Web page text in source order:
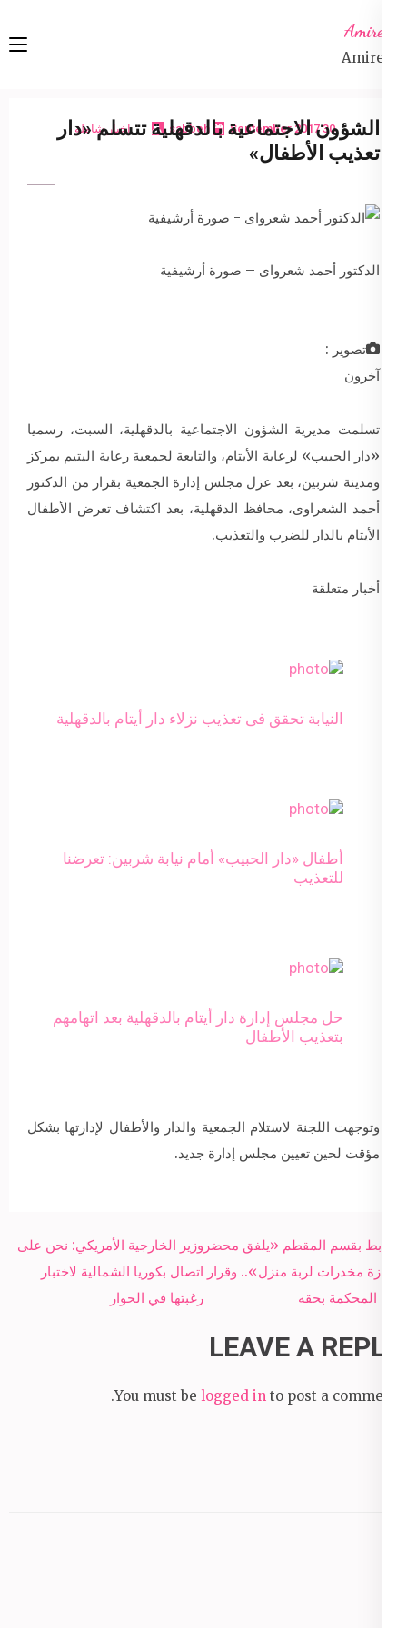
content
Enter)
Amireta
Amireta
30 September 2017
sabbeh اخبار شاملة
الشؤون الاجتماعية بالدقهلية تتسلم «دار
تعذيب الأطفال»
الدكتور أحمد شعرواى – صورة أرشيفية
تصوير :
آخرون
تسلمت مديرية الشؤون الاجتماعية بالدقهلية، السبت، رسميا
«دار الحبيب» لرعاية الأيتام، والتابعة لجمعية رعاية اليتيم بمركز
ومدينة شربين، بعد عزل مجلس إدارة الجمعية بقرار من الدكتور
أحمد الشعراوى، محافظ الدقهلية، بعد اكتشاف تعرض الأطفال
الأيتام بالدار للضرب والتعذيب.
أخبار متعلقة
النيابة تحقق فى تعذيب نزلاء دار أيتام بالدقهلية
أطفال «دار الحبيب» أمام نيابة شربين: تعرضنا
للتعذيب
حل مجلس إدارة دار أيتام بالدقهلية بعد اتهامهم
بتعذيب الأطفال
وتوجهت اللجنة لاستلام الجمعية والدار والأطفال لإدارتها بشكل
مؤقت لحين تعيين مجلس إدارة جديد.
Post
navigation
وزير الخارجية الأمريكي: نحن على
اتصال بكوريا الشمالية لاختبار
رغبتها في الحوار
ضابط بقسم المقطم «يلفق محضر
حيازة مخدرات لربة منزل».. وقرار
من المحكمة بحقه
LEAVE A REPLY
You must be logged in to post a comment.